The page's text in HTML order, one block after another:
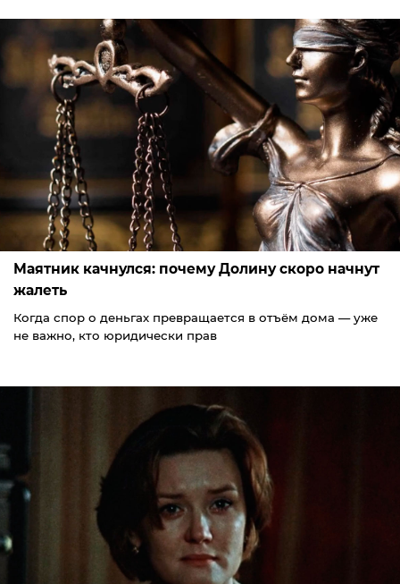
Маятник качнулся: почему Долину скоро начнут
жалеть
Когда спор о деньгах превращается в отъём дома — уже
не важно, кто юридически прав